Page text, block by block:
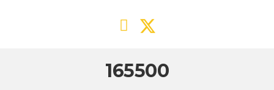
165500